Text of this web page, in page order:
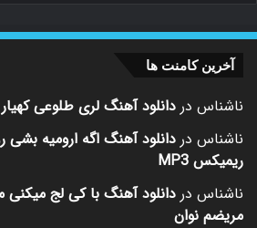
آخرین کامنت ها
ناشناس در دانلود آهنگ لری طلوعی
ناشناس در دانلود آهنگ اگه ارومیه
ریمیکس MP3
ناشناس در دانلود آهنگ با کی لج میکنی
مریضم نوان